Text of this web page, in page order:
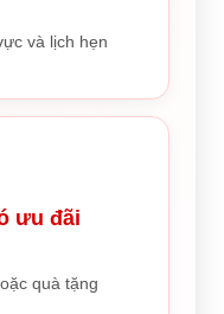
và lịch hẹn
ưu đãi
quà tặng